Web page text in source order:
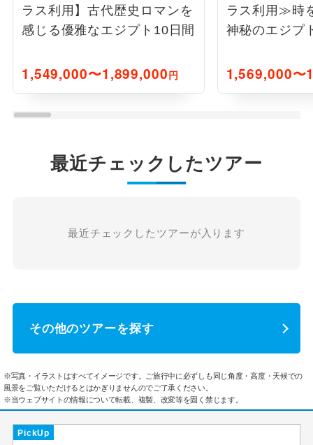
ラス利用】古代歴史ロマンを
感じる優雅なエジプト10日間
1,549,000〜1,899,000円
ラス利用≫時
神秘のエジプ
1,569,000〜
最近チェックしたツアー
最近チェックしたツアーが入ります
その他のツアーを探す
※写真・イラストはすべてイメージです。ご旅行中に必ずしも同じ角度・高度・天候での
風景をご覧いただけるとはかぎりませんのでご了承ください。
※当ウェブサイトの情報について転載、複製、改変等を固く禁じます。
PickUp